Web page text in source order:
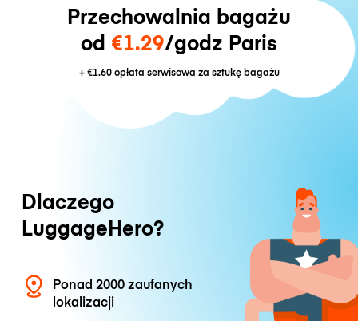
Przechowalnia bagażu
od €1.29/godz Paris
+€1.60opłata serwisowa za sztukę bagażu
Dlaczego
LuggageHero?
Ponad 2000 zaufanych
lokalizacji